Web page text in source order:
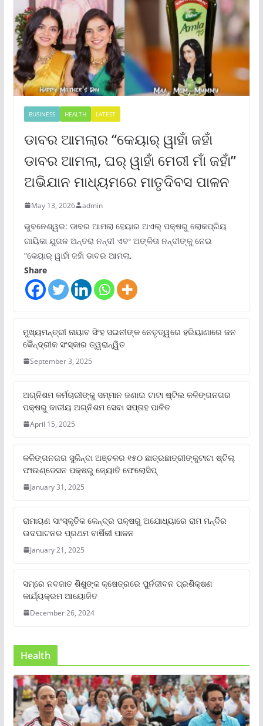
BUSINESS HEALTH LATEST
ଡାବର ଆମଲାର “କେୟାର୍ ୱାହାଁ ଜହାଁ
ଡାବର ଆମଲା, ଘର୍ ୱାହାଁ ମେରୀ ମାଁ ଜହାଁ”
ଅଭିଯାନ ମାଧ୍ୟମରେ ମାତୃଦିବସ ପାଳନ
May 13, 2026 admin
ଭୁବନେଶ୍ୱର: ଡାବର ଆମଲା ହେୟାର ଅଏଲ୍ ପକ୍ଷରୁ ଲୋକପ୍ରିୟ
ଗାୟିକା ଯୁଗଳ ଅନ୍ତରା ନନ୍ଦୀ ଏବଂ ଅଙ୍କିତା ନନ୍ଦୀଙ୍କୁ ନେଇ
“କେୟାର୍ ୱାହାଁ ଜହାଁ ଡାବର ଆମଲା,
Share
ମୁଖ୍ୟମନ୍ତ୍ରୀ ନାୟାବ ସିଂହ ସଇନୀଙ୍କ ନେତୃତ୍ୱରେ ହରିୟାଣାରେ ଜନ
କୈନ୍ଦ୍ରୀକ ସଂସ୍କାର ତ୍ୱରାନ୍ୱିତ
September 3, 2025
ଅଗ୍ନିଶମ କର୍ମଚାରୀଙ୍କୁ ସମ୍ମାନ ଜଣାଇ ଟାଟା ଷ୍ଟିଲ କଳିଙ୍ଗନଗର
ପକ୍ଷରୁ ଜାତୀୟ ଅଗ୍ନିଶମ ସେବା ସପ୍ତାହ ପାଳିତ
April 15, 2025
କଳିଙ୍ଗନଗର ସୁକିନ୍ଦା ଅଞ୍ଚଳର ୧୫୦ ଛାତ୍ରଛାତ୍ରୀଙ୍କୁଟାଟା ଷ୍ଟିଲ୍
ଫାଉଣ୍ଡେସନ ପକ୍ଷରୁ ଜ୍ୟୋତି ଫେଲୋସିପ୍‌
January 31, 2025
ରାମାୟଣ ସାଂସ୍କୃତିକ କେନ୍ଦ୍ର ପକ୍ଷରୁ ଅଯୋଧ୍ୟାରେ ରାମ ମନ୍ଦିର
ଉଦଘାଟନର ପ୍ରଥମ ବାର୍ଷିକୀ ପାଳନ
January 21, 2025
ସମ୍‌ରେ ନବଜାତ ଶିଶୁଙ୍କ କ୍ଷେତ୍ରରେ ପୁର୍ନଜୀବନ ପ୍ରଶିକ୍ଷଣ
କାର୍ଯ୍ୟକ୍ରମ ଆୟୋଜିତ
December 26, 2024
Health